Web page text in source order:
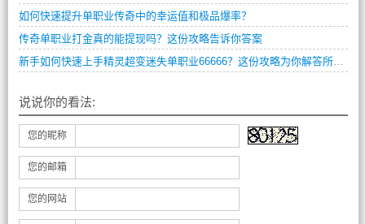
如何快速提升单职业传奇中的幸运值和极品爆率？
传奇单职业打金真的能提现吗？这份攻略告诉你答案
新手如何快速上手精灵超变迷失单职业66666？这份攻略为你解答所有疑问。
说说你的看法:
您的昵称
您的邮箱
您的网站